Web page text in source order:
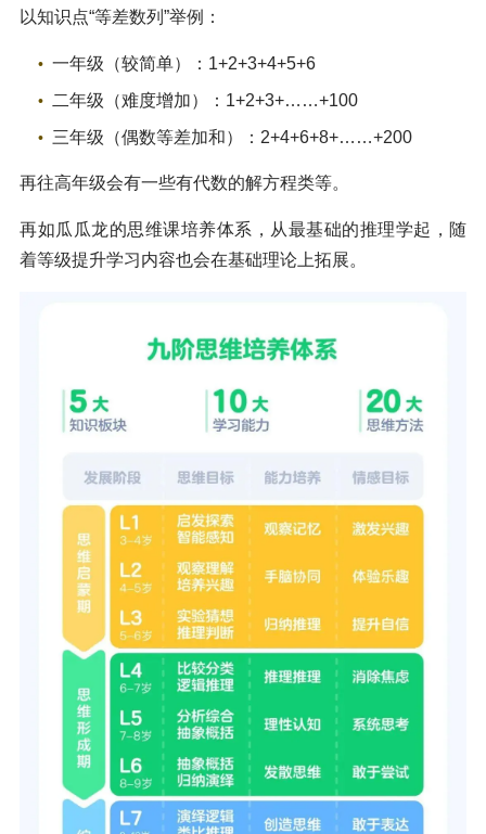
以知识点“等差数列”举例：
一年级（较简单）：1+2+3+4+5+6
二年级（难度增加）：1+2+3+……+100
三年级（偶数等差加和）：2+4+6+8+……+200
再往高年级会有一些有代数的解方程类等。
再如瓜瓜龙的思维课培养体系，从最基础的推理学起，随
着等级提升学习内容也会在基础理论上拓展。